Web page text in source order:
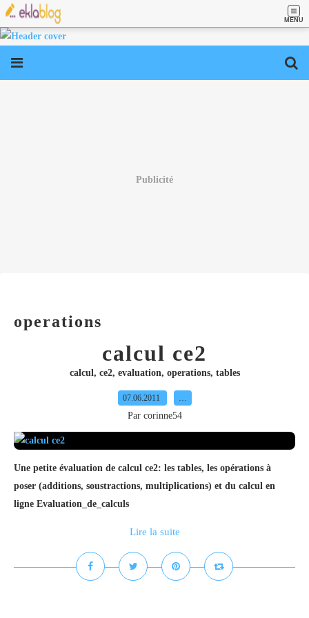
MENU
Publicité
operations
calcul ce2
calcul, ce2, evaluation, operations, tables
07.06.2011 …
Par corinne54
Une petite évaluation de calcul ce2: les tables, les opérations à
poser (additions, soustractions, multiplications) et du calcul en
ligne Evaluation_de_calculs
Lire la suite